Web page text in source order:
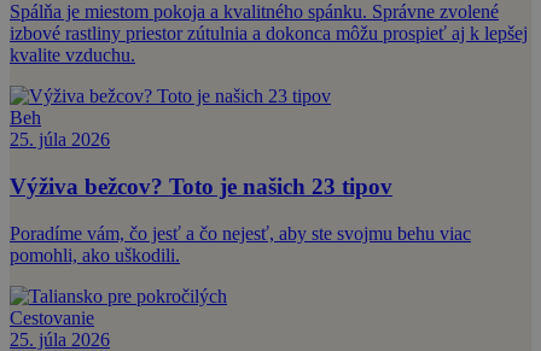
Spálňa je miestom pokoja a kvalitného spánku. Správne zvolené
izbové rastliny priestor zútulnia a dokonca môžu prospieť aj k lepšej
kvalite vzduchu.
Beh
25. júla 2026
Výživa bežcov? Toto je našich 23 tipov
Poradíme vám, čo jesť a čo nejesť, aby ste svojmu behu viac
pomohli, ako uškodili.
Cestovanie
25. júla 2026